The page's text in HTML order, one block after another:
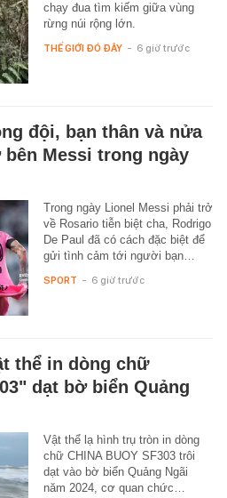
chạy đua tìm kiếm giữa vùng
rừng núi rộng lớn.
THẾ GIỚI ĐÓ ĐÂY - 6 giờ trước
đội, bạn thân và nửa
Messi trong ngày
Trong ngày Lionel Messi phải trở
về Rosario tiễn biệt cha, Rodrigo
De Paul đã có cách đặc biệt để
gửi tình cảm tới người bạn…
SPORT - 6 giờ trước
thể in dòng chữ
dạt bờ biển Quảng
Vật thể lạ hình trụ tròn in dòng
chữ CHINA BUOY SF303 trôi
dạt vào bờ biển Quảng Ngãi
năm 2024, cơ quan chức…